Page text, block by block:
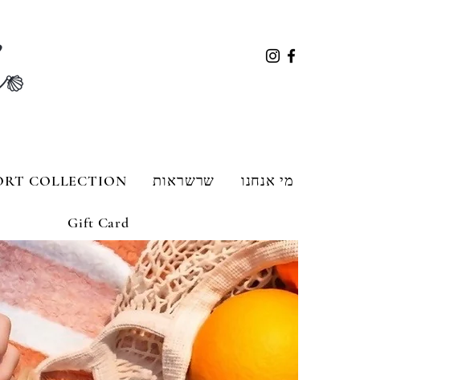
COLLECTION שרשראות מי אנחנו
Gift Card